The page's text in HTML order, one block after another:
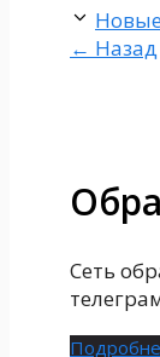
← Назад
Сеть